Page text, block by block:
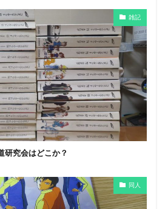
雑記
研究会はどこか？
同人